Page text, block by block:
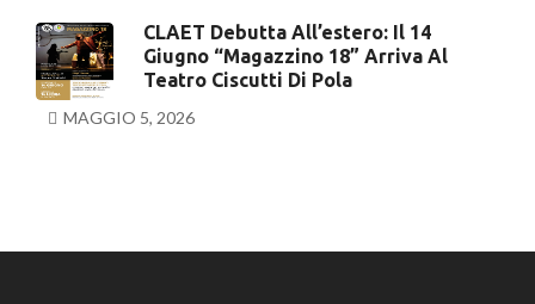
CLAET Debutta All’estero: Il 14
Giugno “Magazzino 18” Arriva Al
Teatro Ciscutti Di Pola
MAGGIO 5, 2026